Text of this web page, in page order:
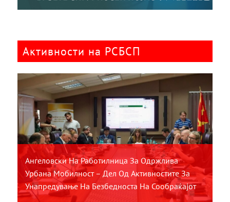
Активности на РСБСП
Ангеловски На Работилница За Одржлива
Урбана Мобилност – Дел Од Активностите За
Унапредување На Безбедноста На Сообраќајот